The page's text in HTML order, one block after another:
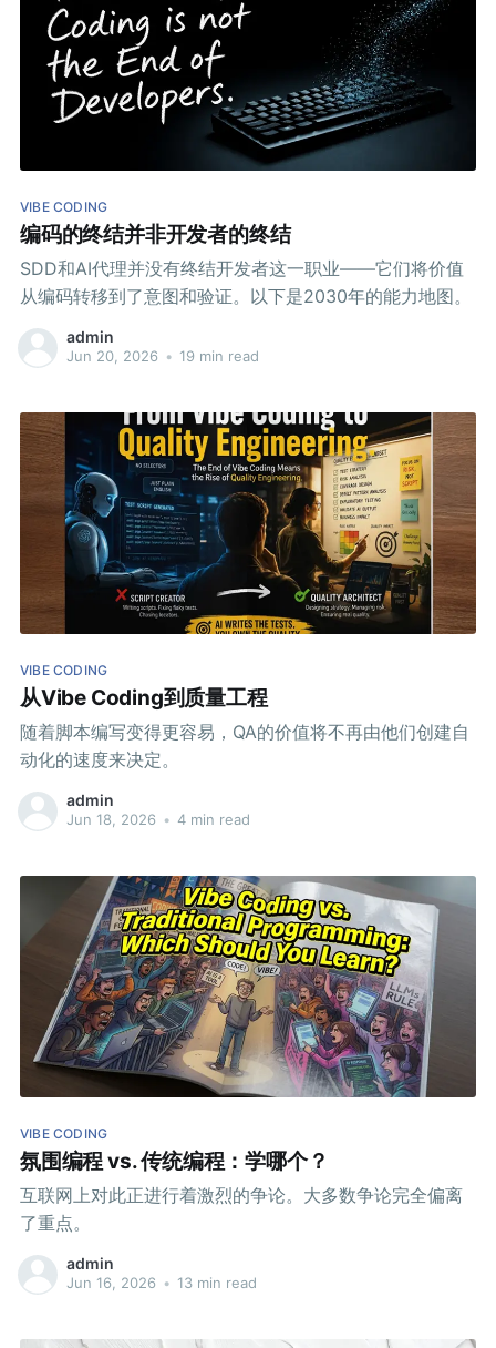
VIBE CODING
编码的终结并非开发者的终结
SDD和AI代理并没有终结开发者这一职业——它们将价值
从编码转移到了意图和验证。以下是2030年的能力地图。
admin
Jun 20, 2026 • 19 min read
VIBE CODING
从Vibe Coding到质量工程
随着脚本编写变得更容易，QA的价值将不再由他们创建自
动化的速度来决定。
admin
Jun 18, 2026 • 4 min read
VIBE CODING
氛围编程 vs. 传统编程：学哪个？
互联网上对此正进行着激烈的争论。大多数争论完全偏离
了重点。
admin
Jun 16, 2026 • 13 min read